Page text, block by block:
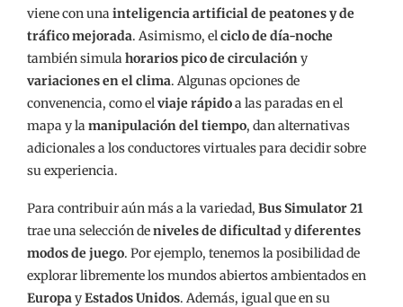
viene con unainteligencia artificial de peatones y de
tráfico mejorada. Asimismo, elciclo de día-noche
también simulahorarios pico de circulacióny
variaciones en el clima. Algunas opciones de
convenencia, como elviaje rápidoa las paradas en el
mapa y lamanipulación del tiempo, dan alternativas
adicionales a los conductores virtuales para decidir sobre
su experiencia.
Para contribuir aún más a la variedad, Bus Simulator 21
trae una selección deniveles de dificultadydiferentes
modos de juego. Por ejemplo, tenemos la posibilidad de
explorar libremente los mundos abiertos ambientados en
EuropayEstados Unidos. Además, igual que en su